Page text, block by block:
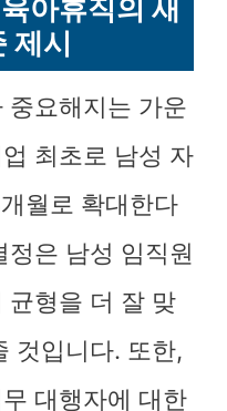
아휴직의 새
제시
중요해지는 가운
최초로 남성 자
월로 확대한다
정은 남성 임직원
균형을 더 잘 맞
것입니다. 또한,
대행자에 대한